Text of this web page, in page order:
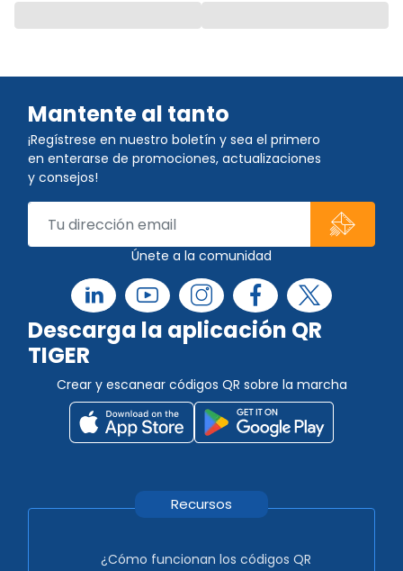
Mantente al tanto
¡Regístrese en nuestro boletín y sea el primero
en enterarse de promociones, actualizaciones
y consejos!
Únete a la comunidad
Descarga la aplicación QR
TIGER
Crear y escanear códigos QR sobre la marcha
Recursos
¿Cómo funcionan los códigos QR